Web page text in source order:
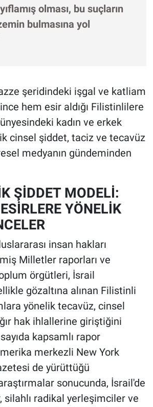
olması, bu suçların
bulmasına yol
şeridindeki işgal ve katliam
hem esir aldığı Filistinlilere
kadın ve erkek
cinsel şiddet, taciz ve tecavüz
medyanın gündeminden
ŞİDDET MODELİ:
YÖNELİK
insan hakları
Milletler raporları ve
örgütleri, İsrail
gözaltına alınan Filistinli
yönelik tecavüz, cinsel
hak ihlallerine giriştiğini
kapsamlı rapor
merkezli New York
de yürüttüğü
sonucunda, İsrail'de
silahlı radikal yerleşimciler ve